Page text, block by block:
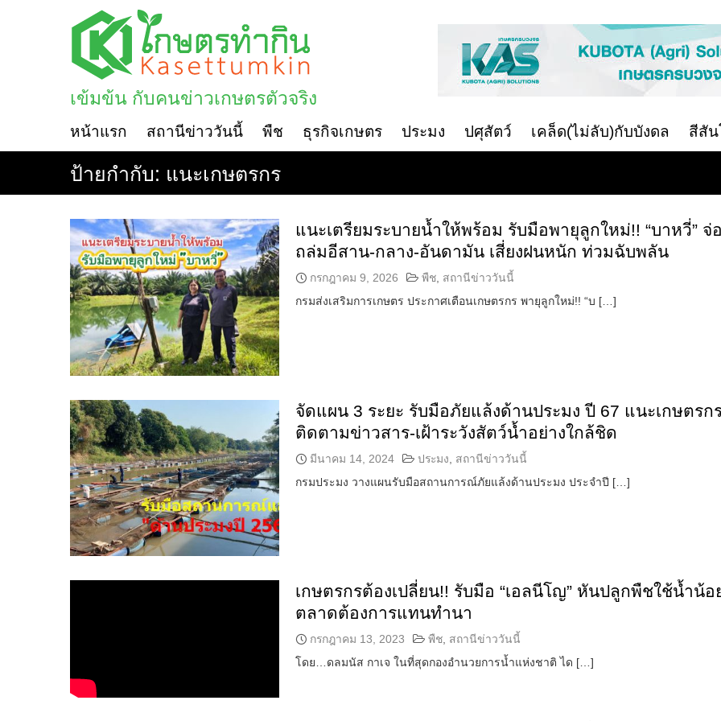
เข้มข้น กับคนข่าวเกษตรตัวจริง
หน้าแรก สถานีข่าววันนี้ พืช ธุรกิจเกษตร ประมง ปศุสัตว์ เคล็ด(ไม่ลับ)กับบังดล สีสัน
ป้ายกำกับ: แนะเกษตรกร
แนะเตรียมระบายน้ำให้พร้อม รับมือพายุลูกใหม่!! “บาหวี่” จ่อ
ถล่มอีสาน-กลาง-อันดามัน เสี่ยงฝนหนัก ท่วมฉับพลัน
กรกฎาคม 9, 2026 พืช, สถานีข่าววันนี้
กรมส่งเสริมการเกษตร ประกาศเตือนเกษตรกร พายุลูกใหม่!! “บ […]
จัดแผน 3 ระยะ รับมือภัยแล้งด้านประมง ปี 67 แนะเกษตรก
ติดตามข่าวสาร-เฝ้าระวังสัตว์น้ำอย่างใกล้ชิด
มีนาคม 14, 2024 ประมง
สถานีข่าววันนี้
กรมประมง วางแผนรับมือสถานการณ์ภัยแล้งด้านประมง ประจำปี […]
เกษตรกรต้องเปลี่ยน!! รับมือ “เอลนีโญ” หันปลูกพืชใช้น้ำน้อ
ตลาดต้องการแทนทำนา
กรกฎาคม 13, 2023 พืช, สถานีข่าววันนี้
โดย…ดลมนัส กาเจ ในที่สุดกองอำนวยการน้ำแห่งชาติ ได […]